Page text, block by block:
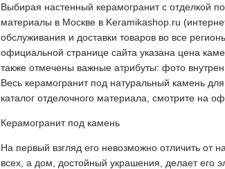
Выбирая настенный керамогранит с отделкой
материалы в Москве в Keramikashop.ru
обслуживания и доставки товаров во все
официальной странице сайта указана цена
также отмечены важные атрибуты: фото
Весь керамогранит под натуральный камень
каталог отделочного материала, смотрите на
Керамогранит под камень
На первый взгляд его невозможно отличить от
всех, а дом, достойный украшения, делает его